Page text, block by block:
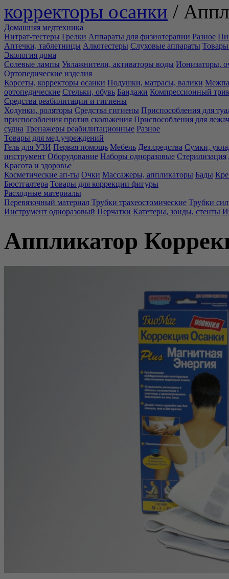
корректоры осанки /
Домашняя медтехника
Нитрат-тестеры Грелки Аппараты для физиотерапии Разное
Аптечки, таблетницы Алкотестеры Слуховые аппараты Товары
Экология дома
Солевые лампы Увлажнители, активаторы воды Ионизаторы,
Ортопедические изделия
Корсеты, корректоры осанки Подушки, матрасы, валики
ортопедические Стельки, обувь Бандажи Компрессионный
Средства реабилитации и гигиены
Ходунки, роляторы Средства гигиены Приспособления для
приспособления против скольжения Приспособления для
судна Тренажеры реабилитационные Разное
Товары для мед.учреждений
Гель для УЗИ Первая помощь Мебель Дез.средства Сумки,
инструмент Оборудование Наборы одноразовые Стерилизация
Красота и здоровье
Косметические ап-ты Очки Массажеры, аппликаторы Бады
Бюстгалтера Товары для коррекции фигуры
Расходные материалы
Перевязочный материал Трубки трахеостомические Трубки
Инструмент одноразовый Перчатки Катетеры, зонды, стенты
Аппликатор